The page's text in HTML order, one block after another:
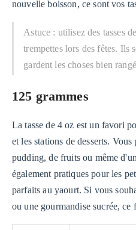
nouvelle boisson, ce sont vos
Astuce : utilisez des tasses
trempettes lors des fêtes. Ils
gardent les choses bien
125 grammes
La tasse de 4 oz est un favori
et les stations de desserts.
pudding, de fruits ou même
également pratiques pour les
parfaits au yaourt. Si vous
ou une gourmandise sucrée,